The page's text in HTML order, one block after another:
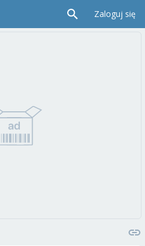
Zaloguj się